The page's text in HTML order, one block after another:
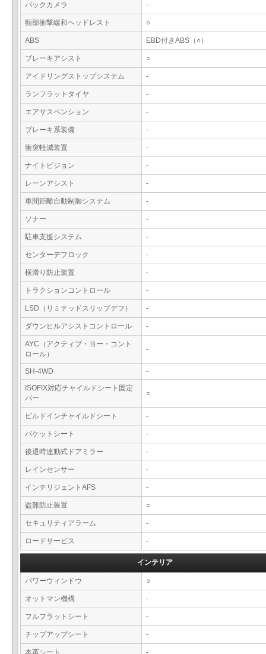
バックカメラ -
頸部衝撃緩和ヘッドレスト ○
ABS EBD付きABS（○）
ブレーキアシスト ○
アイドリングストップシステム -
ランフラットタイヤ -
エアサスペンション -
ブレーキ系装備 -
衝突軽減装置 -
ナイトビジョン -
レーンアシスト -
車間距離自動制御システム -
ソナー -
駐車支援システム -
センターデフロック -
横滑り防止装置 -
トラクションコントロール -
LSD（リミテッドスリップデフ） -
ダウンヒルアシストコントロール -
AYC（アクティブ・ヨー・コント
ロール）
-
SH-4WD
-
ISOFIX対応チャイルドシート固定
バー
○
ビルドインチャイルドシート -
バケットシート -
後退時連動式ドアミラー -
レインセンサー -
インテリジェントAFS -
盗難防止装置 ○
セキュリティアラーム -
ロードサービス -
インテリア
パワーウィンドウ ○
オットマン機構 -
フルフラットシート -
チップアップシート -
本革シート -